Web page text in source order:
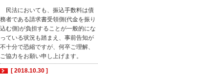
民法においても、振込手数料は債
務者である請求書受領側(代金を振り
込む側)が負担することが一般的にな
っている状況も踏まえ、事前告知が
不十分で恐縮ですが、何卒ご理解、
ご協力をお願い申し上げます。
[ 2018.10.30 ]